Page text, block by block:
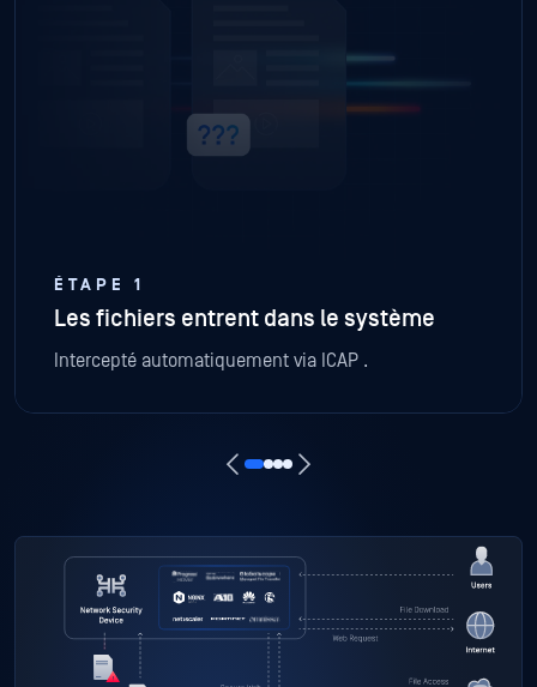
ÉTAPE 1
Les fichiers entrent dans le système
Intercepté automatiquement via ICAP .